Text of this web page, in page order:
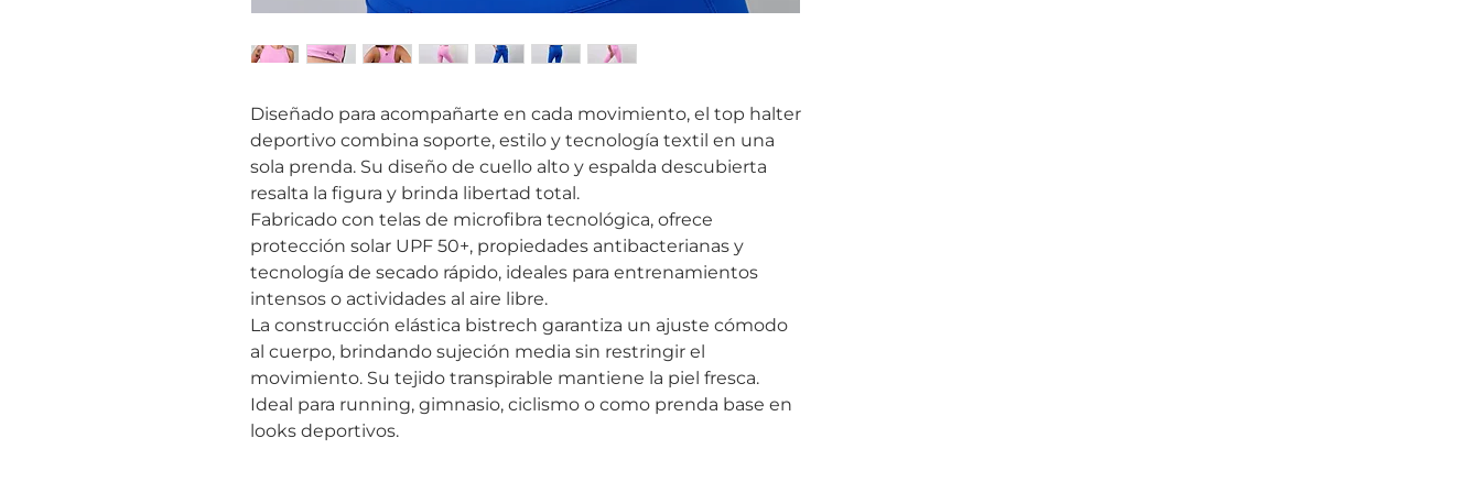
Diseñado para acompañarte en cada movimiento, el top halter
deportivo combina soporte, estilo y tecnología textil en una
sola prenda. Su diseño de cuello alto y espalda descubierta
resalta la figura y brinda libertad total.
Fabricado con telas de microfibra tecnológica, ofrece
protección solar UPF 50+, propiedades antibacterianas y
tecnología de secado rápido, ideales para entrenamientos
intensos o actividades al aire libre.
La construcción elástica bistrech garantiza un ajuste cómodo
al cuerpo, brindando sujeción media sin restringir el
movimiento. Su tejido transpirable mantiene la piel fresca.
Ideal para running, gimnasio, ciclismo o como prenda base en
looks deportivos.